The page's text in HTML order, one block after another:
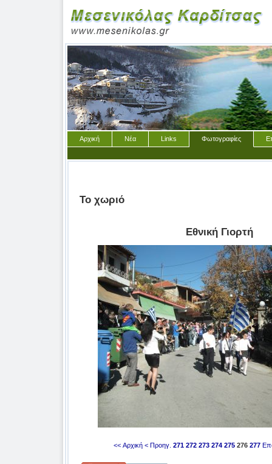
Αρχική Νέα Links Φωτογραφίες
Το χωριό
Εθνική Γιορτή
<< Αρχική < Προηγ. 271 272 273 274 275 276 277